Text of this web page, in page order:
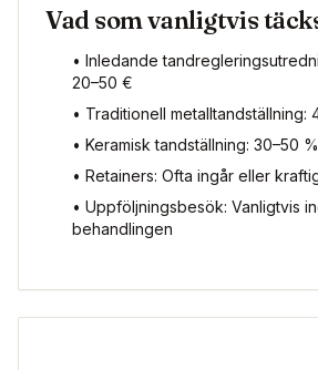
Vad som vanligtvis
• Inledande
20–50 €
• Traditionell metalltandställning:
• Keramisk tandställning: 30–50
• Retainers: Ofta ingår eller
• Uppföljningsbesök: Vanligtvis
behandlingen